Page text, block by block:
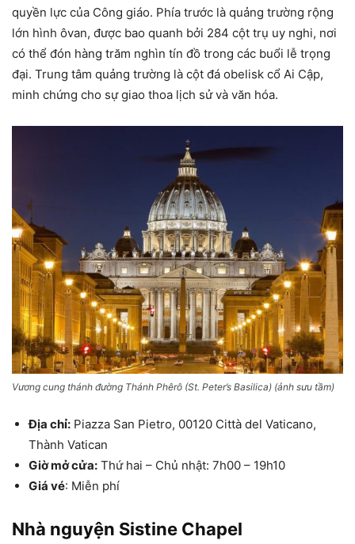
quyền lực của Công giáo. Phía trước là quảng trường rộng
lớn hình ôvan, được bao quanh bởi 284 cột trụ uy nghi, nơi
có thể đón hàng trăm nghìn tín đồ trong các buổi lễ trọng
đại. Trung tâm quảng trường là cột đá obelisk cổ Ai Cập,
minh chứng cho sự giao thoa lịch sử và văn hóa.
Vương cung thánh đường Thánh Phêrô (St. Peter’s Basilica) (ảnh sưu tầm)
Địa chỉ: Piazza San Pietro, 00120 Città del Vaticano,
Thành Vatican
Giờ mở cửa: Thứ hai – Chủ nhật: 7h00 – 19h10
Giá vé: Miễn phí
Nhà nguyện Sistine Chapel